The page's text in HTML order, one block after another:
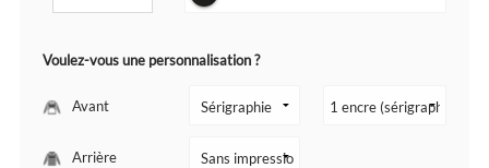
Voulez-vous une personnalisation ?
Avant
Arrière